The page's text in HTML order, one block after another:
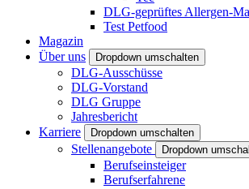
DLG-geprüftes Allergen-
Test Petfood
Magazin
Über uns
Dropdown umschalten
DLG-Ausschüsse
DLG-Vorstand
DLG Gruppe
Jahresbericht
Karriere
Dropdown umschalten
Stellenangebote Dropdown
Berufseinsteiger
Berufserfahrene